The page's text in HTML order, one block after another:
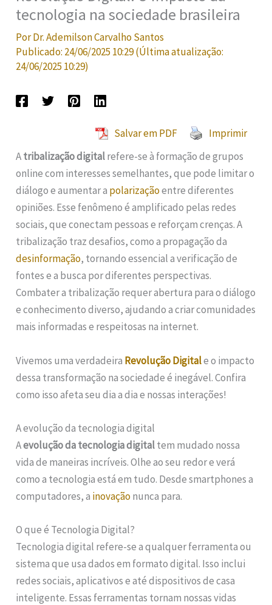
tecnologia na sociedade brasileira
PorDr. Ademilson Carvalho Santos
Publicado: 24/06/2025 10:29(Última atualização:
24/06/2025 10:29)
Salvar em PDF
Imprimir
Atribalização digitalrefere-se à formação de grupos
online com interesses semelhantes, que pode limitar o
diálogo e aumentar a polarizaçãoentre diferentes
opiniões. Esse fenômeno é amplificado pelas redes
sociais, que conectam pessoas e reforçam crenças. A
tribalização traz desafios, como a propagação da
desinformação, tornando essencial a verificação de
fontes e a busca por diferentes perspectivas.
Combater a tribalização requer abertura para o diálogo
e conhecimento diverso, ajudando a criar comunidades
mais informadas e respeitosas na internet.
Vivemos uma verdadeira Revolução Digitale o impacto
dessa transformação na sociedade é inegável. Confira
como isso afeta seu dia a dia e nossas interações!
A evolução da tecnologia digital
Aevolução da tecnologia digitaltem mudado nossa
vida de maneiras incríveis. Olhe ao seu redor e verá
como a tecnologia está em tudo. Desde smartphones a
computadores, a inovaçãonunca para.
O que é Tecnologia Digital?
Tecnologia digital refere-se a qualquer ferramenta ou
sistema que usa dados em formato digital. Isso inclui
redes sociais, aplicativos e até dispositivos de casa
inteligente. Essas ferramentas tornam nossas vidas